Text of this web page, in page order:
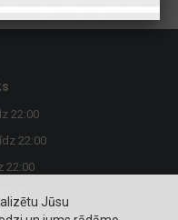
22:00
22:00
22:00
Jūsu